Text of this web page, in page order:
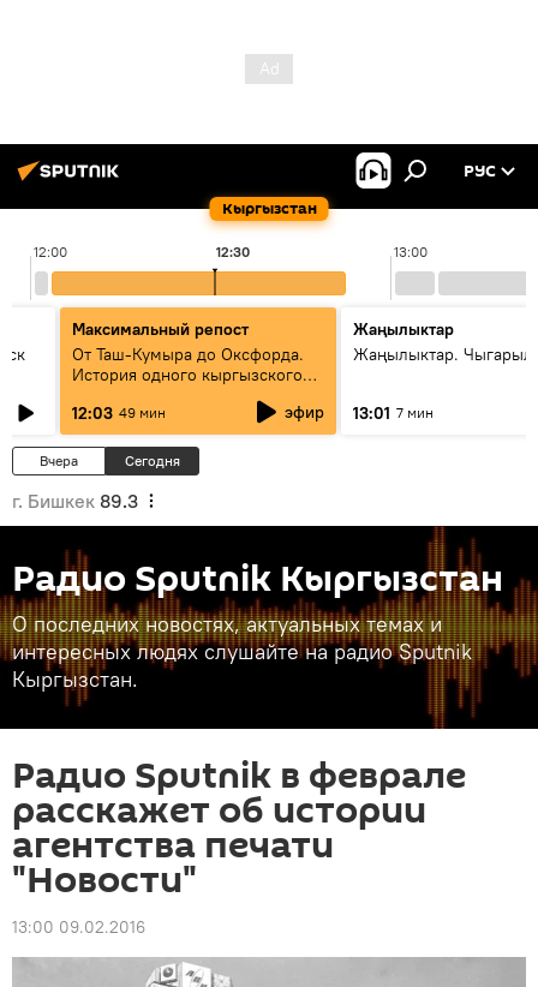
Кыргызстан
РУС
12:00 13:00
12:30
Максимальный репост
От Таш-Кумыра до Оксфорда.
История одного кыргызского
12:03 49 мин эфир
Жаңылыктар
Жаңылыктар.
13:01 7 мин
Вчера Сегодня
г. Бишкек 89.3
Радио Sputnik Кыргызстан
О последних новостях, актуальных темах и
интересных людях слушайте на радио Sputnik
Кыргызстан.
Радио Sputnik в феврале
расскажет об истории
агентства печати
"Новости"
13:00 09.02.2016